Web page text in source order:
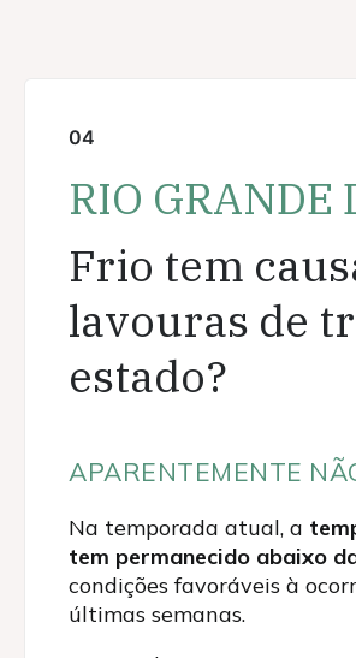
04
RIO GRANDE
Frio tem
lavouras de
estado?
APARENTEMENTE
Na temporada atual, a
tem permanecido abaixo
condições favoráveis à
últimas semanas.